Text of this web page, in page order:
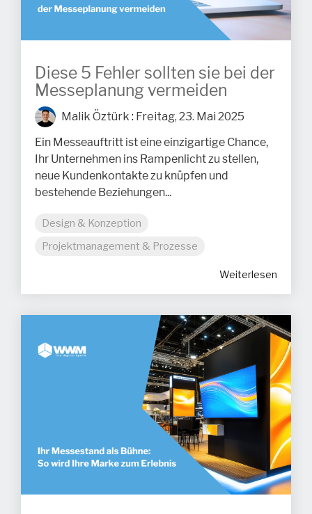
Diese 5 Fehler sollten sie bei der
Messeplanung vermeiden
Malik Öztürk : Freitag, 23. Mai 2025
Ein Messeauftritt ist eine einzigartige Chance,
Ihr Unternehmen ins Rampenlicht zu stellen,
neue Kundenkontakte zu knüpfen und
bestehende Beziehungen...
Design & Konzeption
Projektmanagement & Prozesse
Weiterlesen